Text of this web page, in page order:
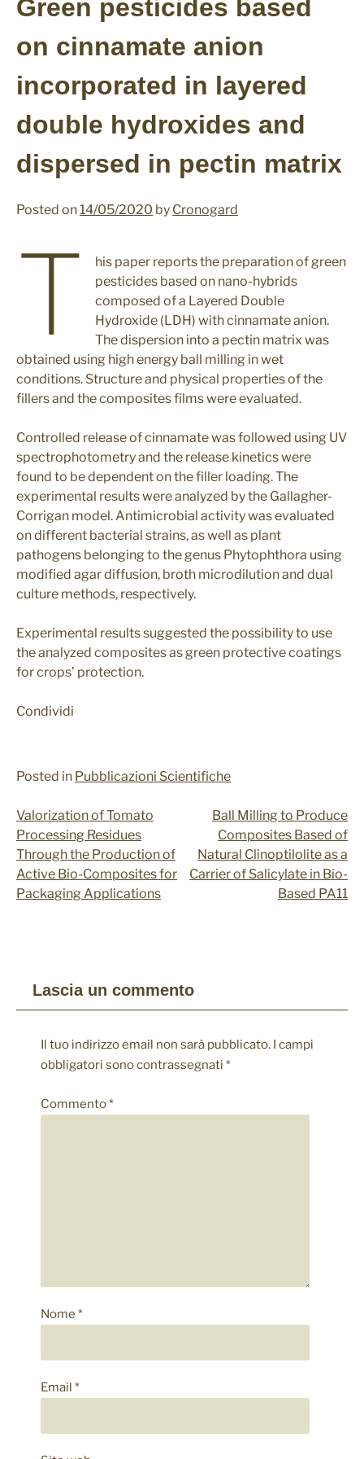
Sostenibilità
News & Events
Team
Contatti
Green pesticides based
on cinnamate anion
incorporated in layered
double hydroxides and
dispersed in pectin matrix
Posted on14/05/2020 by Cronogard
T
his paper reports the preparation of green
pesticides based on nano-hybrids
composed of a Layered Double
Hydroxide (LDH) with cinnamate anion.
The dispersion into a pectin matrix was
obtained using high energy ball milling in wet
conditions. Structure and physical properties of the
fillers and the composites films were evaluated.
Controlled release of cinnamate was followed using UV
spectrophotometry and the release kinetics were
found to be dependent on the filler loading. The
experimental results were analyzed by the Gallagher-
Corrigan model. Antimicrobial activity was evaluated
on different bacterial strains, as well as plant
pathogens belonging to the genus Phytophthora using
modified agar diffusion, broth microdilution and dual
culture methods, respectively.
Experimental results suggested the possibility to use
the analyzed composites as green protective coatings
for crops’ protection.
Condividi
Posted in Pubblicazioni Scientifiche
Navigazione
articoli
Valorization of Tomato
Processing Residues
Through the Production of
Active Bio-Composites for
Packaging Applications
Ball Milling to Produce
Composites Based of
Natural Clinoptilolite as a
Carrier of Salicylate in Bio-
Based PA11
Lascia un commento
Il tuo indirizzo email non sarà pubblicato. I campi
obbligatori sono contrassegnati *
Commento*
Nome *
Email *
Necessari
sono
fondamentali
per le funzioni
di base del
sito Web e il
sito Web non
funzionerà
nel modo
previsto
senza di essi.
memorizzano
dati
identificativi
personali.
Analitici
I cookie
analitici
comprendere
come i
visitatori
sulle metriche
visitatori,
sorgente di
traffico,
permanenza
sul sito, etc.